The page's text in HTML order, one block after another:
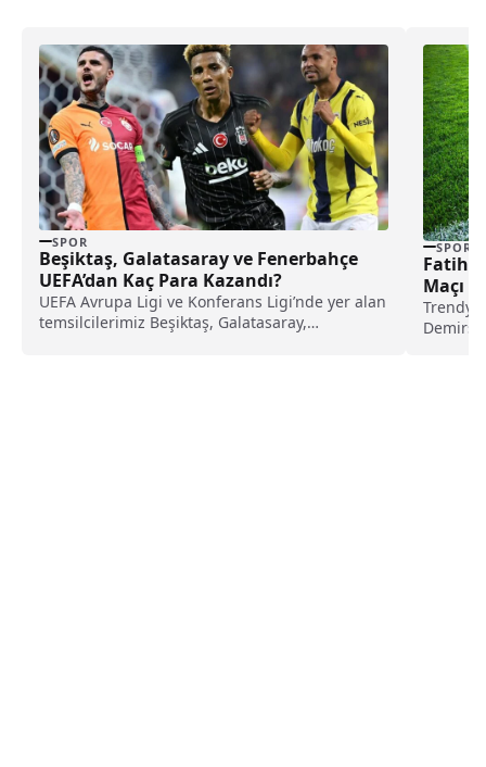
SPOR
Beşiktaş, Galatasaray ve Fenerbahçe
UEFA’dan Kaç Para Kazandı?
UEFA Avrupa Ligi ve Konferans Ligi’nde yer alan
temsilcilerimiz Beşiktaş, Galatasaray,
SPOR
Fatih
Maçı